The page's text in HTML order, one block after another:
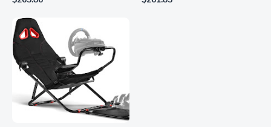
resistente al agua
marcadores de números